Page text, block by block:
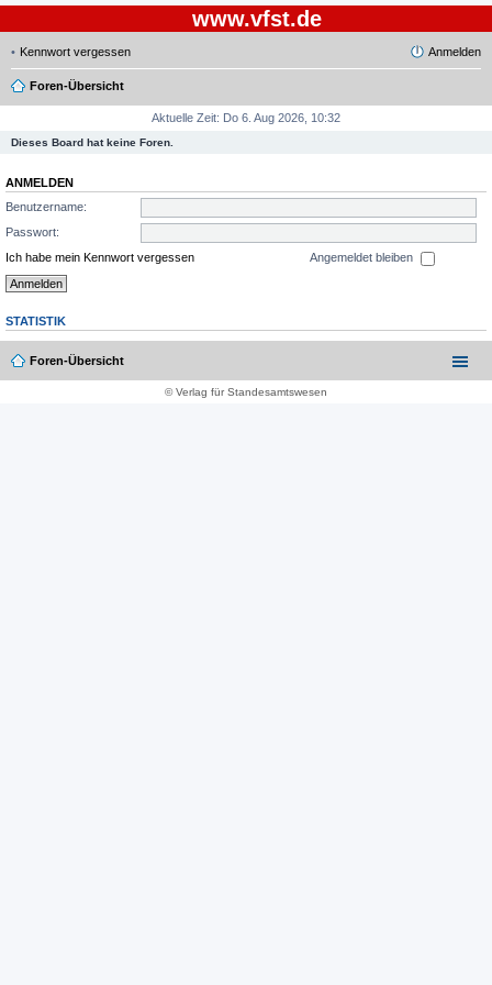
www.vfst.de
Kennwort vergessen Anmelden
Foren-Übersicht
Aktuelle Zeit: Do 6. Aug 2026, 10:32
Dieses Board hat keine Foren.
ANMELDEN
Benutzername:
Passwort:
Ich habe mein Kennwort vergessen
Angemeldet bleiben
STATISTIK
Foren-Übersicht
© Verlag für Standesamtswesen